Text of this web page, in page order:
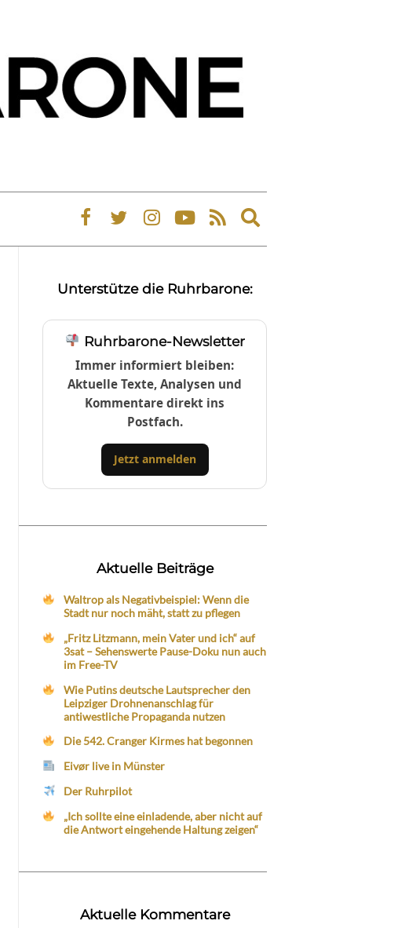
Expand
search
Unterstütze die Ruhrbarone:
Ruhrbarone-Newsletter
Immer informiert bleiben:
Aktuelle Texte, Analysen und
Kommentare direkt ins
Postfach.
Jetzt anmelden
Aktuelle Beiträge
Waltrop als Negativbeispiel: Wenn die
Stadt nur noch mäht, statt zu pflegen
„Fritz Litzmann, mein Vater und ich“ auf
3sat – Sehenswerte Pause-Doku nun auch
im Free-TV
Wie Putins deutsche Lautsprecher den
Leipziger Drohnenanschlag für
antiwestliche Propaganda nutzen
Die 542. Cranger Kirmes hat begonnen
Eivør live in Münster
Der Ruhrpilot
„Ich sollte eine einladende, aber nicht auf
die Antwort eingehende Haltung zeigen“
Aktuelle Kommentare